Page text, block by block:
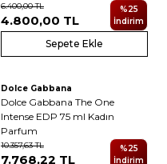
6.400,00TL
4.800,00 TL
%25
İndirim
Sepete Ekle
Yeni
2
Dolce Gabbana
Dolce Gabbana The One
Intense EDP 75 ml Kadın
Parfum
10.357,63TL
7.768,22 TL
%25
İndirim